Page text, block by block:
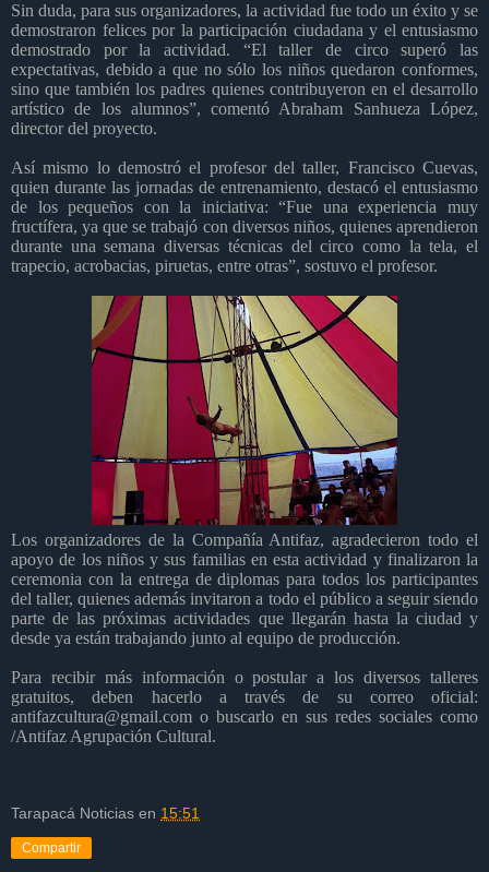
Sin duda, para sus organizadores, la actividad fue todo un éxito y se
demostraron felices por la participación ciudadana y el entusiasmo
demostrado por la actividad. “El taller de circo superó las
expectativas, debido a que no sólo los niños quedaron conformes,
sino que también los padres quienes contribuyeron en el desarrollo
artístico de los alumnos”, comentó Abraham Sanhueza López,
director del proyecto.
Así mismo lo demostró el profesor del taller, Francisco Cuevas,
quien durante las jornadas de entrenamiento, destacó el entusiasmo
de los pequeños con la iniciativa: “Fue una experiencia muy
fructífera, ya que se trabajó con diversos niños, quienes aprendieron
durante una semana diversas técnicas del circo como la tela, el
trapecio, acrobacias, piruetas, entre otras”, sostuvo el profesor.
Los organizadores de la Compañía Antifaz, agradecieron todo el
apoyo de los niños y sus familias en esta actividad y finalizaron la
ceremonia con la entrega de diplomas para todos los participantes
del taller, quienes además invitaron a todo el público a seguir siendo
parte de las próximas actividades que llegarán hasta la ciudad y
desde ya están trabajando junto al equipo de producción.
Para recibir más información o postular a los diversos talleres
gratuitos, deben hacerlo a través de su correo oficial:
antifazcultura@gmail.com o buscarlo en sus redes sociales como
/Antifaz Agrupación Cultural.
Tarapacá Noticias en 15:51
Compartir